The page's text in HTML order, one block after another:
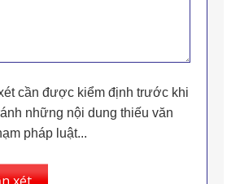
cần được kiểm định trước khi
những nội dung thiếu văn
pháp luật...